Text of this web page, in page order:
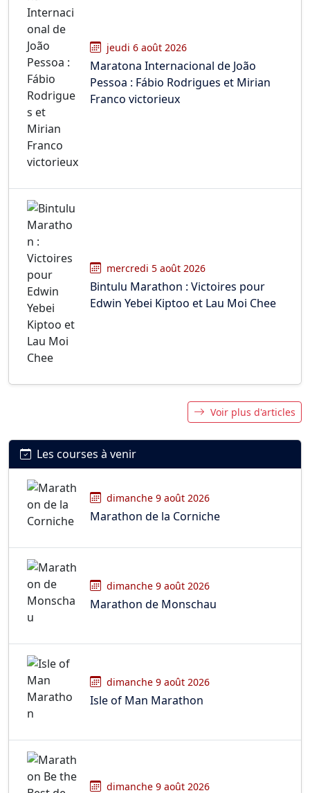
jeudi 6 août 2026
Maratona Internacional de João
Pessoa : Fábio Rodrigues et Mirian
Franco victorieux
mercredi 5 août 2026
Bintulu Marathon : Victoires pour
Edwin Yebei Kiptoo et Lau Moi Chee
Voir plus d'articles
Les courses à venir
dimanche 9 août 2026
Marathon de la Corniche
dimanche 9 août 2026
Marathon de Monschau
dimanche 9 août 2026
Isle of Man Marathon
dimanche 9 août 2026